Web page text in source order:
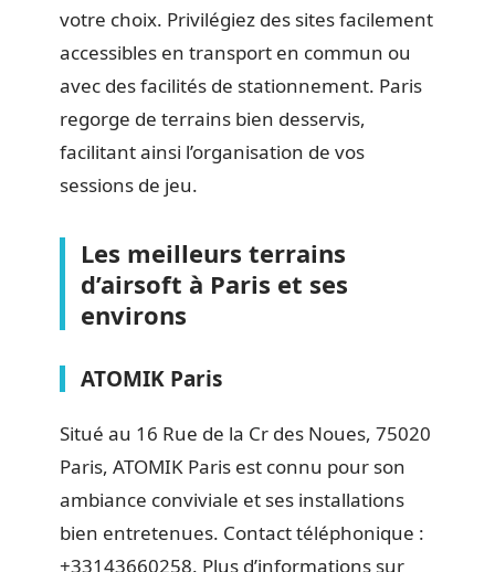
votre choix. Privilégiez des sites facilement
accessibles en transport en commun ou
avec des facilités de stationnement. Paris
regorge de terrains bien desservis,
facilitant ainsi l’organisation de vos
sessions de jeu.
Les meilleurs terrains
d’airsoft à Paris et ses
environs
ATOMIK Paris
Situé au 16 Rue de la Cr des Noues, 75020
Paris, ATOMIK Paris est connu pour son
ambiance conviviale et ses installations
bien entretenues. Contact téléphonique :
+33143660258. Plus d’informations sur